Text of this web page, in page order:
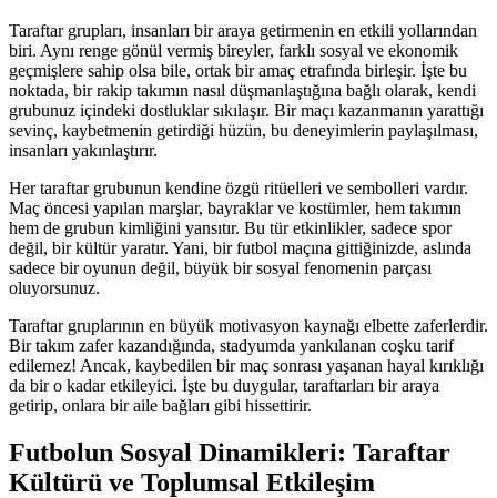
Taraftar grupları, insanları bir araya getirmenin en etkili yollarından
biri. Aynı renge gönül vermiş bireyler, farklı sosyal ve ekonomik
geçmişlere sahip olsa bile, ortak bir amaç etrafında birleşir. İşte bu
noktada, bir rakip takımın nasıl düşmanlaştığına bağlı olarak, kendi
grubunuz içindeki dostluklar sıkılaşır. Bir maçı kazanmanın yarattığı
sevinç, kaybetmenin getirdiği hüzün, bu deneyimlerin paylaşılması,
insanları yakınlaştırır.
Her taraftar grubunun kendine özgü ritüelleri ve sembolleri vardır.
Maç öncesi yapılan marşlar, bayraklar ve kostümler, hem takımın
hem de grubun kimliğini yansıtır. Bu tür etkinlikler, sadece spor
değil, bir kültür yaratır. Yani, bir futbol maçına gittiğinizde, aslında
sadece bir oyunun değil, büyük bir sosyal fenomenin parçası
oluyorsunuz.
Taraftar gruplarının en büyük motivasyon kaynağı elbette zaferlerdir.
Bir takım zafer kazandığında, stadyumda yankılanan coşku tarif
edilemez! Ancak, kaybedilen bir maç sonrası yaşanan hayal kırıklığı
da bir o kadar etkileyici. İşte bu duygular, taraftarları bir araya
getirip, onlara bir aile bağları gibi hissettirir.
Futbolun Sosyal Dinamikleri: Taraftar
Kültürü ve Toplumsal Etkileşim